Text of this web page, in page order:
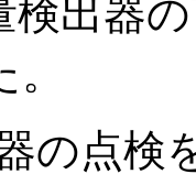
検出器
の点検